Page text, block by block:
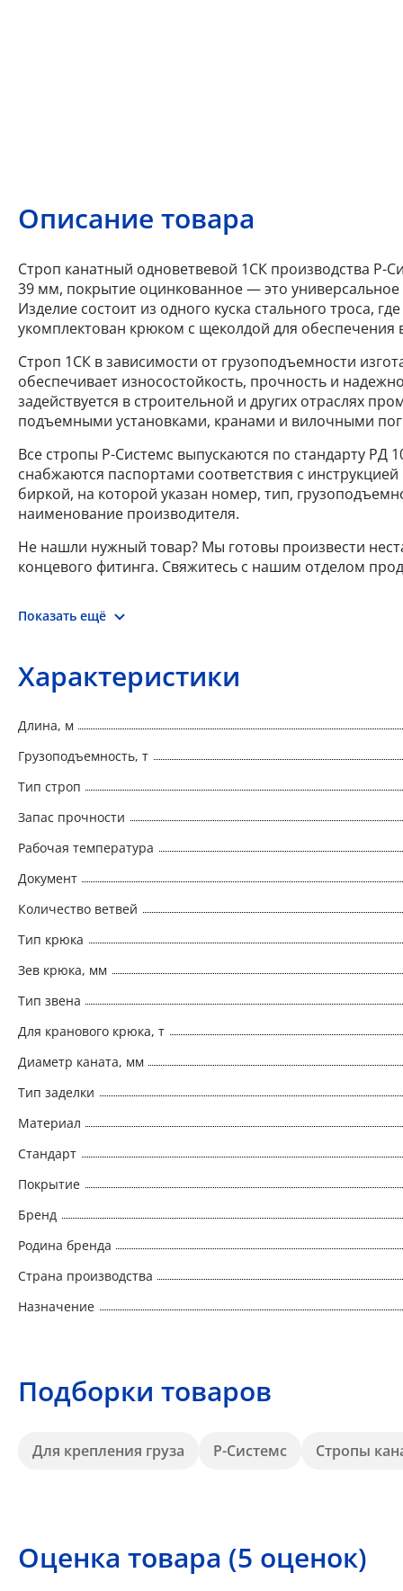
Описание товара
Строп канатный одноветвевой 1СК производства Р-
39 мм, покрытие оцинкованное — это
Изделие состоит из одного куска стального троса,
укомплектован крюком с щеколдой для обеспечения
Строп 1СК в зависимости от грузоподъемности
обеспечивает износостойкость, прочность и
задействуется в строительной и других отраслях
подъемными установками, кранами и вилочными
Все стропы Р-Системс выпускаются по стандарту РД
снабжаются паспортами соответствия с
биркой, на которой указан номер, тип,
наименование производителя.
Не нашли нужный товар? Мы готовы произвести
концевого фитинга. Свяжитесь с нашим отделом
Показать ещё
Характеристики
Длина, м
Грузоподъемность, т
Тип строп
Запас прочности
Рабочая температура
Документ
Количество ветвей
Тип крюка
Зев крюка, мм
Тип звена
Для кранового крюка, т
Диаметр каната, мм
Тип заделки
Материал
Стандарт
Покрытие
Бренд
Родина бренда
Страна производства
Назначение
Подборки товаров
Для крепления груза Р-Системс Стропы
Оценка товара (5 оценок)